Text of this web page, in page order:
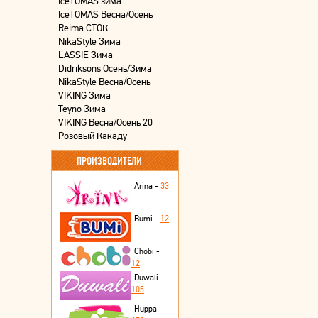
IceTOMAS Весна/Осень
Reima СТОК
NikaStyle Зима
LASSIE Зима
Didriksons Осень/Зима
NikaStyle Весна/Осень
VIKING Зима
Teyno Зима
VIKING Весна/Осень 20
Розовый Какаду
ПРОИЗВОДИТЕЛИ
Arina - 33
Bumi - 12
Chobi -
12
Duwali -
105
Huppa -